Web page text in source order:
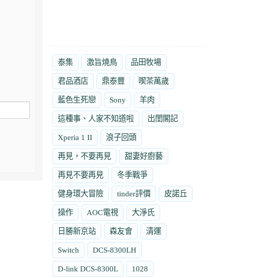
泰集 激旨燒鳥 品田牧場
君品酒店 鼎泰豐 喫茶萬歲
藍色生死戀 Sony 羊肉
這種事、人家不知道啦 出閨閣記
Xperia 1 II 浪子回頭
再見，不要再見 甜妻好廚藝
再見不要再見 冬季戰爭
健身環大冒險 tinder評價 皮諾丘
操作 AOC電視 大淨氏
日勝新京站 森友會 清運
Switch DCS-8300LH
D-link DCS-8300L 1028